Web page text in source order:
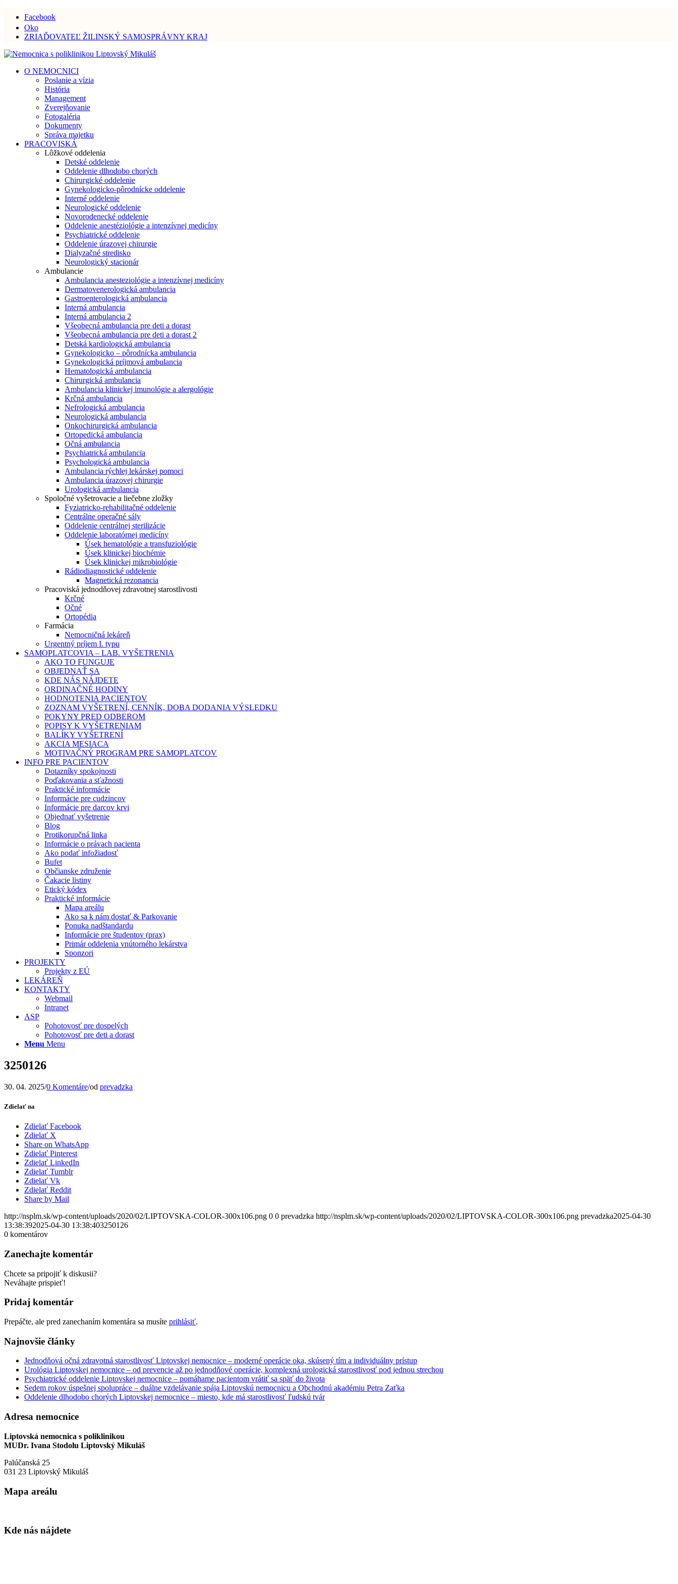
Facebook
Oko
ZRIAĎOVATEĽ ŽILINSKÝ SAMOSPRÁVNY KRAJ
O NEMOCNICI
Poslanie a vízia
História
Management
Zverejňovanie
Fotogaléria
Dokumenty
Správa majetku
PRACOVISKÁ
Lôžkové oddelenia
Detské oddelenie
Oddelenie dlhodobo chorých
Chirurgické oddelenie
Gynekologicko-pôrodnícke oddelenie
Interné oddelenie
Neurologické oddelenie
Novorodenecké oddelenie
Oddelenie anestéziológie a intenzívnej medicíny
Psychiatrické oddelenie
Oddelenie úrazovej chirurgie
Dialyzačné stredisko
Neurologický stacionár
Ambulancie
Ambulancia anesteziológie a intenzívnej medicíny
Dermatovenerologická ambulancia
Gastroenterologická ambulancia
Interná ambulancia
Interná ambulancia 2
Všeobecná ambulancia pre deti a dorast
Všeobecná ambulancia pre deti a dorast 2
Detská kardiologická ambulancia
Gynekologicko – pôrodnícka ambulancia
Gynekologická príjmová ambulancia
Hematologická ambulancia
Chirurgická ambulancia
Ambulancia klinickej imunológie a alergológie
Krčná ambulancia
Nefrologická ambulancia
Neurologická ambulancia
Onkochirurgická ambulancia
Ortopedická ambulancia
Očná ambulancia
Psychiatrická ambulancia
Psychologická ambulancia
Ambulancia rýchlej lekárskej pomoci
Ambulancia úrazovej chirurgie
Urologická ambulancia
Spoločné vyšetrovacie a liečebne zložky
Fyziatricko-rehabilitačné oddelenie
Centrálne operačné sály
Oddelenie centrálnej sterilizácie
Oddelenie laboratórnej medicíny
Úsek hematológie a transfuziológie
Úsek klinickej biochémie
Úsek klinickej mikrobiológie
Rádiodiagnostické oddelenie
Magnetická rezonancia
Pracoviská jednodňovej zdravotnej starostlivosti
Krčné
Očné
Ortopédia
Farmácia
Nemocničná lekáreň
Urgentný príjem I. typu
SAMOPLATCOVIA – LAB. VYŠETRENIA
AKO TO FUNGUJE
OBJEDNAŤ SA
KDE NÁS NÁJDETE
ORDINAČNÉ HODINY
HODNOTENIA PACIENTOV
ZOZNAM VYŠETRENÍ, CENNÍK, DOBA DODANIA VÝSLEDKU
POKYNY PRED ODBEROM
POPISY K VYŠETRENIAM
BALÍKY VYŠETRENÍ
AKCIA MESIACA
MOTIVAČNÝ PROGRAM PRE SAMOPLATCOV
INFO PRE PACIENTOV
Dotazníky spokojnosti
Poďakovania a sťažnosti
Praktické informácie
Informácie pre cudzincov
Informácie pre darcov krvi
Objednať vyšetrenie
Blog
Protikorupčná linka
Informácie o právach pacienta
Ako podať infožiadosť
Bufet
Občianske združenie
Čakacie listiny
Etický kódex
Praktické informácie
Mapa areálu
Ako sa k nám dostať & Parkovanie
Ponuka nadštandardu
Informácie pre študentov (prax)
Primár oddelenia vnútorného lekárstva
Sponzori
PROJEKTY
Projekty z EÚ
LEKÁREŇ
KONTAKTY
Webmail
Intranet
ASP
Pohotovosť pre dospelých
Pohotovosť pre deti a dorast
Menu Menu
3250126
30. 04. 2025/0 Komentáre/od prevadzka
Zdielať na
Zdielať Facebook
Zdielať X
Share on WhatsApp
Zdielať Pinterest
Zdielať LinkedIn
Zdielať Tumblr
Zdielať Vk
Zdielať Reddit
Share by Mail
http://nsplm.sk/wp-content/uploads/2020/02/LIPTOVSKA-COLOR-300x106.png 0 0 prevadzka http://nsplm.sk/wp-content/uploads/2020/02/LIPTOVSKA-COLOR-300x106.png prevadzka2025-04-30
13:38:392025-04-30 13:38:403250126
0 komentárov
Zanechajte komentár
Chcete sa pripojiť k diskusii?
Neváhajte prispieť!
Pridaj komentár
Prepáčte, ale pred zanechaním komentára sa musíte prihlásiť.
Najnovšie články
Jednodňová očná zdravotná starostlivosť Liptovskej nemocnice – moderné operácie oka, skúsený tím a individuálny prístup
Urológia Liptovskej nemocnice – od prevencie až po jednodňové operácie, komplexná urologická starostlivosť pod jednou strechou
Psychiatrické oddelenie Liptovskej nemocnice – pomáhame pacientom vrátiť sa späť do života
Sedem rokov úspešnej spolupráce – duálne vzdelávanie spája Liptovskú nemocnicu a Obchodnú akadémiu Petra Zaťka
Oddelenie dlhodobo chorých Liptovskej nemocnice – miesto, kde má starostlivosť ľudskú tvár
Adresa nemocnice
Liptovská nemocnica s poliklinikou
MUDr. Ivana Stodolu Liptovský Mikuláš
Palúčanská 25
031 23 Liptovský Mikuláš
Mapa areálu
Kde nás nájdete